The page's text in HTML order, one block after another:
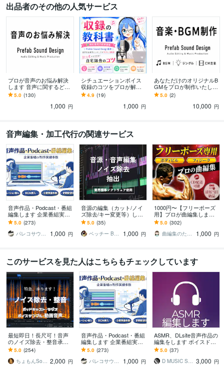
出品者のその他の人気サービス
プロが音声のお悩み解決
します 音声に関するどん
なお悩みもプロが解決！
5.0 (130)
1,000 円
シチュエーションボイス
収録のコツをプロが解説
します プロが自宅録音の
コツを初心者向けに分か
りやすく解説します
4.9 (19)
1,000 円
あなただけのオリジナルB
GMをプロが制作いたしま
す 楽曲サンプルお送りで
きます 是非ご相談下さい
5.0 (2)
10,000 円
音声編集・加工代行の関連サービス
音声作品・Podcast・番組
編集します 企業番組実績
あり・定期配信・継続案
件OKです！
5.0 (273)
パレコサウンド
1,000 円
音源の編集（カット/ノイ
ズ除去/キー変更等）しま
す 目的や用途に合わせて
丁寧に処理致します！事
前相談可！
5.0 (35)
ベッチー Betzzy
1,000 円
1000円〜【フリーポーズ
用】プロが曲編集します
音楽で差が付く！最後の
一音まで美しく、筋肉美
が引き立つ一曲に
5.0 (302)
曲編集のたべたろー
1,000 円
このサービスを見た人はこちらもチェックしています
最短即日！長尺可！音声
のノイズ除去・整音承り
ます 全体をかなり細かく
ノイズ除去するためご好
評！幅広く対応します
5.0 (254)
ちょもんSoundStudio 2,000 円
音声作品・Podcast・番組
編集します 企業番組実績
あり・定期配信・継続案
件OKです！
5.0 (273)
パレコサウンド
1,000 円
ASMR、DLsite音声作品の
編集をします ボイスドラ
マ、バイノーラル音声を
プロ品質に仕上げます
5.0 (37)
D MUSIC STUDIO 3,000 円